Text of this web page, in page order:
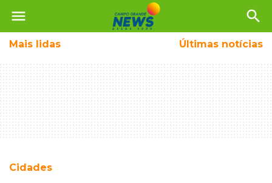
menu search
Mais lidas Últimas notícias
Cidades